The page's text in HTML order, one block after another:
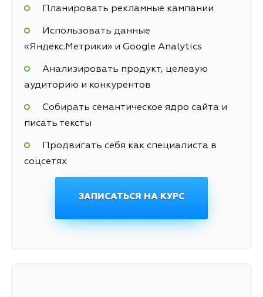
Планировать рекламные кампании
Использовать данные
«Яндекс.Метрики» и Google Analytics
Анализировать продукт, целевую
аудиторию и конкурентов
Собирать семантическое ядро сайта и
писать тексты
Продвигать себя как специалиста в
соцсетях
ЗАПИСАТЬСЯ НА КУРС